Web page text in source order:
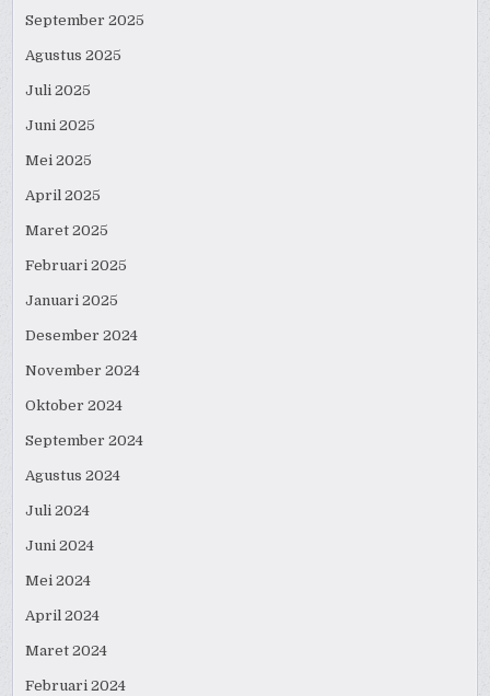
September 2025
Agustus 2025
Juli 2025
Juni 2025
Mei 2025
April 2025
Maret 2025
Februari 2025
Januari 2025
Desember 2024
November 2024
Oktober 2024
September 2024
Agustus 2024
Juli 2024
Juni 2024
Mei 2024
April 2024
Maret 2024
Februari 2024